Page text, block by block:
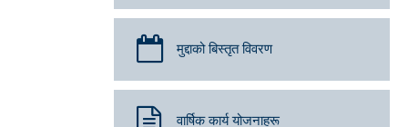
मुद्दाको बिस्तृत विवरण
वार्षिक कार्य योजनाहरू